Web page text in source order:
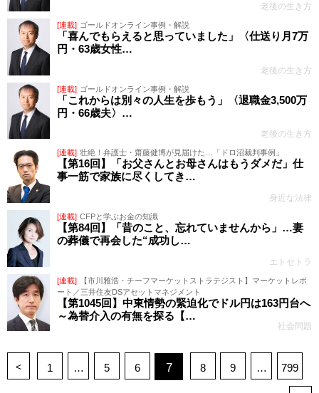
老後の生き方
[連載] ゴールドオンライン事例・解説
「喜んでもらえると思っていました」〈仕送り月7万
円・63歳女性…
老後の生き方
[連載] ゴールドオンライン事例・解説
「これからは別々の人生を歩もう」〈退職金3,500万
円・66歳夫〉…
老後の生き方
[連載] 壮絶！弁護士・齋藤健博が見届けた…「ドロ沼裁判事例」
【第16回】「お父さんとお母さんはもうダメだ」仕
事一筋で家族に尽くしてき…
身近な法律
[連載] CFPと学ぶお金の知識
【第84回】「昔のこと、忘れていませんから」…妻
の葬儀で再会した“成功し…
エトセトラ
[連載]
【市川雅浩・チーフマーケットストラテジスト】マーケットレポ
ート／三井住友DSアセットマネジメント
【第1045回】中東情勢の緊迫化でドル円は163円台へ
～為替介入の有無を探る【…
社会問題
< 1 … 5 6 7 8 9 … 799